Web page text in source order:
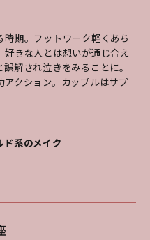
期。フットワーク軽くあち
きな人とは想いが通じ合え
解され泣きをみることに。
クション。カップルはサプ
ド系のメイク